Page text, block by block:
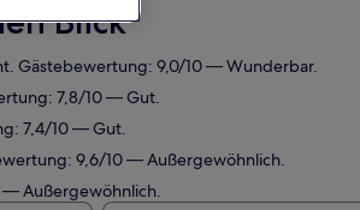
Blick
Gästebewertung: 9,0/10 — Wunderbar.
7,8/10 — Gut.
7,4/10 — Gut.
9,6/10 — Außergewöhnlich.
— Außergewöhnlich.